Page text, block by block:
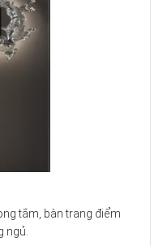
tắm, bàn trang điểm
ngủ.